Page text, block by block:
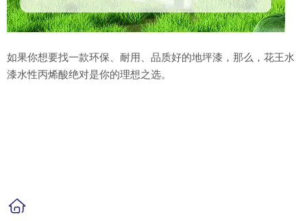
如果你想要找一款环保、耐用、品质好的地坪漆，那么，花王水
漆水性丙烯酸绝对是你的理想之选。